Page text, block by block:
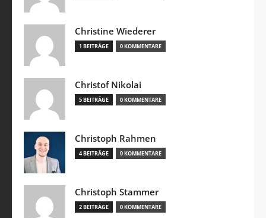
Christine Wiederer
1 BEITRÄGE 0 KOMMENTARE
Christof Nikolai
5 BEITRÄGE 0 KOMMENTARE
Christoph Rahmen
4 BEITRÄGE 0 KOMMENTARE
Christoph Stammer
2 BEITRÄGE 0 KOMMENTARE